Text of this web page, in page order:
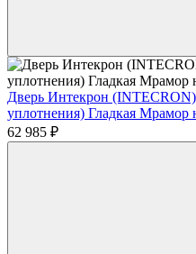
Дверь Интекрон
уплотнения) Гладкая Мрамор
62 985 ₽